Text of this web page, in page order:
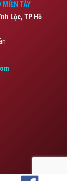
MIỀN TÂY
Lộc, TP Hồ